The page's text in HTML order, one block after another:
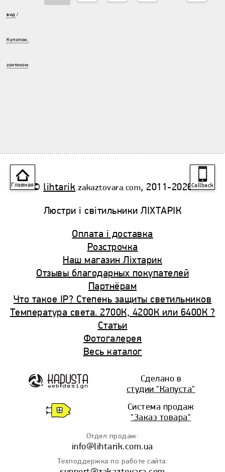
вид /
Куполом,
зонтиком
© lihtarik.zakaztovara.com, 2011-2026
Люстри і світильники ЛІХТАРІК
Оплата і доставка
Розстрочка
Наш магазин Ліхтарик
Отзывы благодарных покупателей
Партнёрам
Что такое IP? Cтепень защиты светильников
Температура света. 2700К, 4200К или 6400К ?
Статьи
Фотогалерея
Весь каталог
Сделано в
студии "Капуста"
Система продаж
"Заказ товара"
Отдел продаж:
info@lihtarik.com.ua
Техподдержка по работе сайта:
Callback
Главная